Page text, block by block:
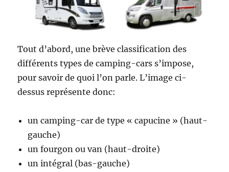
Tout d’abord, une brève classification des
différents types de camping-cars s’impose,
pour savoir de quoi l’on parle. L’image ci-
dessus représente donc:
un camping-car de type « capucine » (haut-
gauche)
un fourgon ou van (haut-droite)
un intégral (bas-gauche)